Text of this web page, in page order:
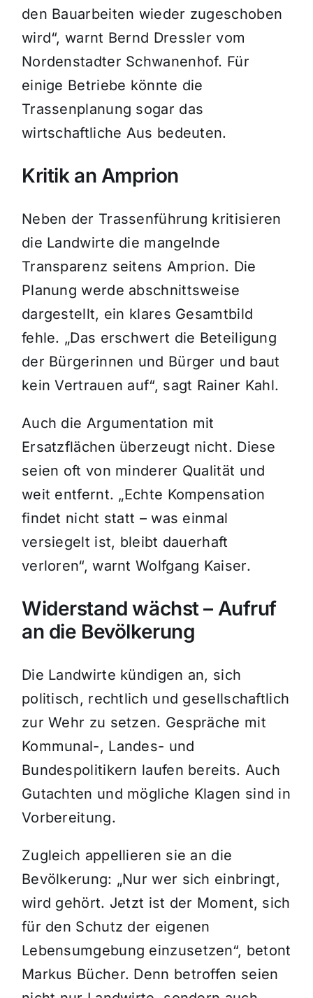
den Bauarbeiten wieder zugeschoben
wird“, warnt Bernd Dressler vom
Nordenstadter Schwanenhof. Für
einige Betriebe könnte die
Trassenplanung sogar das
wirtschaftliche Aus bedeuten.
Kritik an Amprion
Neben der Trassenführung kritisieren
die Landwirte die mangelnde
Transparenz seitens Amprion. Die
Planung werde abschnittsweise
dargestellt, ein klares Gesamtbild
fehle. „Das erschwert die Beteiligung
der Bürgerinnen und Bürger und baut
kein Vertrauen auf“, sagt Rainer Kahl.
Auch die Argumentation mit
Ersatzflächen überzeugt nicht. Diese
seien oft von minderer Qualität und
weit entfernt. „Echte Kompensation
findet nicht statt – was einmal
versiegelt ist, bleibt dauerhaft
verloren“, warnt Wolfgang Kaiser.
Widerstand wächst – Aufruf
an die Bevölkerung
Die Landwirte kündigen an, sich
politisch, rechtlich und gesellschaftlich
zur Wehr zu setzen. Gespräche mit
Kommunal-, Landes- und
Bundespolitikern laufen bereits. Auch
Gutachten und mögliche Klagen sind in
Vorbereitung.
Zugleich appellieren sie an die
Bevölkerung: „Nur wer sich einbringt,
wird gehört. Jetzt ist der Moment, sich
für den Schutz der eigenen
Lebensumgebung einzusetzen“, betont
Markus Bücher. Denn betroffen seien